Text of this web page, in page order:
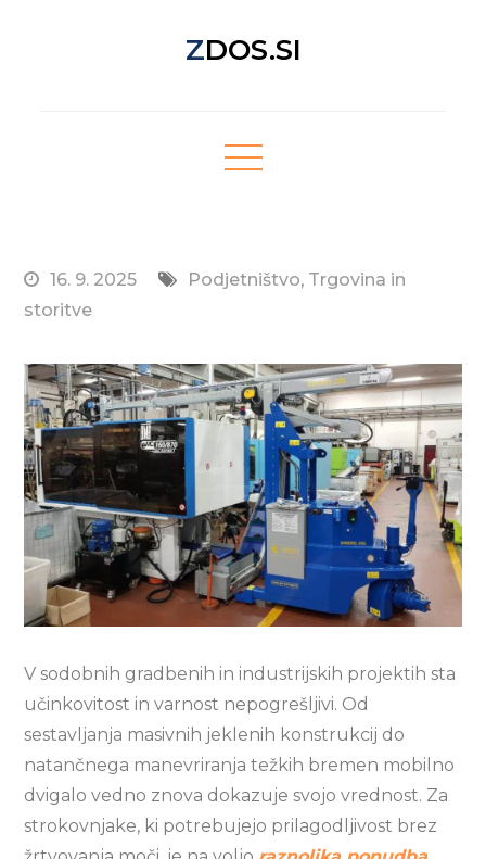
ZDOS.SI
16. 9. 2025 Podjetništvo, Trgovina in
storitve
V sodobnih gradbenih in industrijskih projektih sta
učinkovitost in varnost nepogrešljivi. Od
sestavljanja masivnih jeklenih konstrukcij do
natančnega manevriranja težkih bremen mobilno
dvigalo vedno znova dokazuje svojo vrednost. Za
strokovnjake, ki potrebujejo prilagodljivost brez